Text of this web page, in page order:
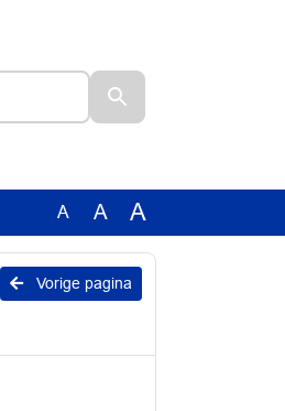
A A A
Vorige pagina